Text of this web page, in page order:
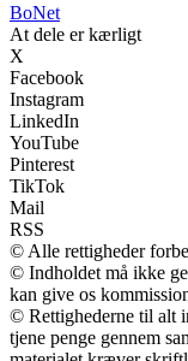
BoNet
At dele er kærligt
X
Facebook
Instagram
LinkedIn
YouTube
Pinterest
TikTok
Mail
RSS
© Alle rettigheder
© Indholdet må ikke
kan give os
© Rettighederne til alt
tjene penge gennem